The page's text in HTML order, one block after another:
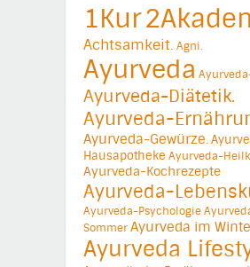
1Kur
Achtsamkeit. Agni.
Ayurveda
Ayurveda-Diätetik.
Ayurveda-
Ayurveda-Gewürze.
Hausapotheke Ayurveda-
Ayurveda-Kochrezepte
Ayurveda-
Ayurveda-Psychologie
SommerAyurveda im
Ayurveda